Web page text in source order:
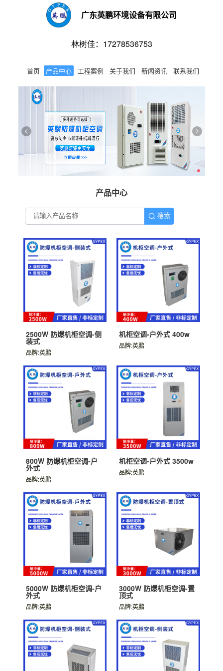
广东英鹏环境设备有限公司
林树佳：17278536753
首页 产品中心 工程案例 关于我们 新闻资讯 联系我们
产品中心
2500W 防爆机柜空调-侧
装式
品牌:英鹏
机柜空调-户外式 400w
品牌:英鹏
800W 防爆机柜空调-户
外式
品牌:英鹏
机柜空调-户外式 3500w
品牌:英鹏
5000W 防爆机柜空调-户
外式
品牌:英鹏
3000W 防爆机柜空调-置
顶式
品牌:英鹏
搜索